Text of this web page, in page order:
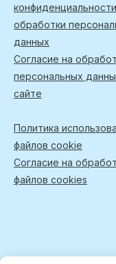
обработки
данных
Согласие на
персональных
сайте
Политика
файлов cookie
Согласие на
файлов cookies